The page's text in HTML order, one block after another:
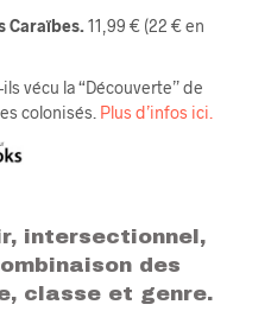
Caraïbes.11,99 € (22 € en
vécu la “Découverte” de
colonisés. Plus d’infos ici.
intersectionnel,
des
classe et genre.